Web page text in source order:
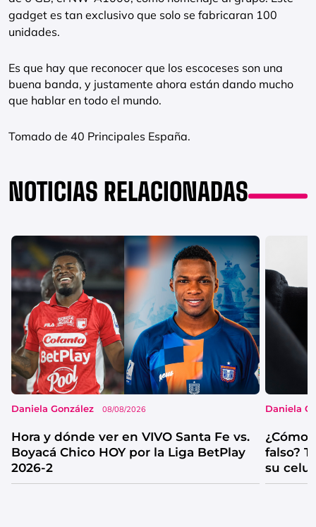
gadget es tan exclusivo que solo se fabricaran 100
unidades.
Es que hay que reconocer que los escoceses son una
buena banda, y justamente ahora están dando mucho
que hablar en todo el mundo.
Tomado de 40 Principales España.
NOTICIAS RELACIONADAS
Daniela González 08/08/2026
Hora y dónde ver en VIVO Santa Fe vs.
Boyacá Chico HOY por la Liga BetPlay
2026-2
Daniela
¿Cómo
falso?
su